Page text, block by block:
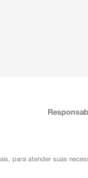
para atender suas